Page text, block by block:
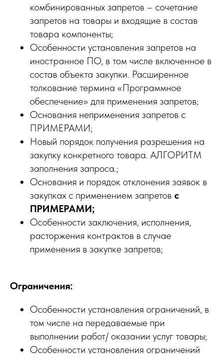
комбинированных запретов – сочетание
запретов на товары и входящие в состав
товара компоненты;
Особенности установления запретов на
иностранное ПО, в том числе включенное в
состав объекта закупки. Расширенное
толкование термина «Программное
обеспечение» для применения запретов;
Основания неприменения запретов с
ПРИМЕРАМИ;
Новый порядок получения разрешения на
закупку конкретного товара. АЛГОРИТМ
заполнения запроса.;
Основания и порядок отклонения заявок в
закупках с применением запретов с
ПРИМЕРАМИ;
Особенности заключения, исполнения,
расторжения контрактов в случае
применения в закупке запретов;
Ограничения:
Особенности установления ограничений, в
том числе на передаваемые при
выполнении работ/ оказании услуг товары;
Особенности установления ограничений